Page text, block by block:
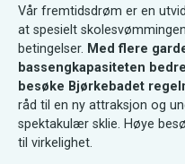
Vår fremtidsdrøm er en
at spesielt
betingelser. Med flere
bassengkapasiteten
besøke Bjørkebadet
råd til en ny attraksjon og
spektakulær sklie. Høye
til virkelighet.